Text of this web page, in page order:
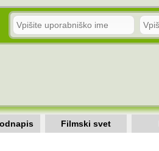
Filmski svet